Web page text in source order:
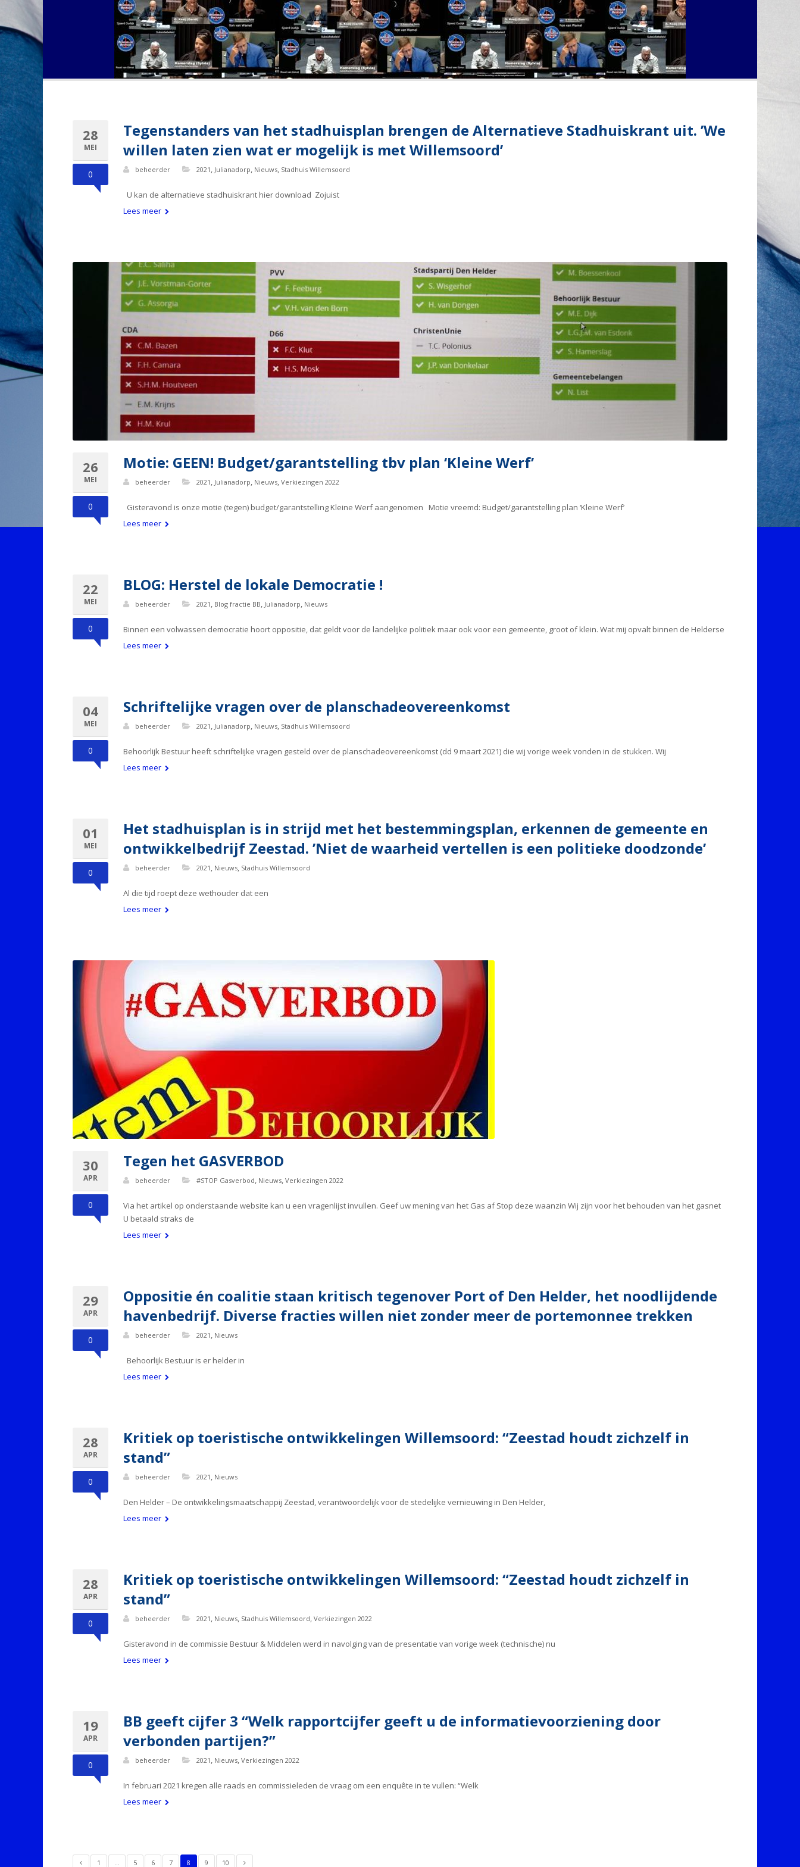
28
MEI
0
Tegenstanders van het stadhuisplan brengen de Alternatieve Stadhuiskrant uit. ’We
willen laten zien wat er mogelijk is met Willemsoord’
beheerder 2021 , Julianadorp, Nieuws, Stadhuis Willemsoord
U kan de alternatieve stadhuiskrant hier download Zojuist
Lees meer
26
MEI
0
Motie: GEEN! Budget/garantstelling tbv plan ‘Kleine Werf’
beheerder 2021 , Julianadorp, Nieuws, Verkiezingen 2022
Gisteravond is onze motie (tegen) budget/garantstelling Kleine Werf aangenomen Motie vreemd: Budget/garantstelling plan ‘Kleine Werf’
Lees meer
22
MEI
0
BLOG: Herstel de lokale Democratie !
beheerder 2021 , Blog fractie BB, Julianadorp, Nieuws
Binnen een volwassen democratie hoort oppositie, dat geldt voor de landelijke politiek maar ook voor een gemeente, groot of klein. Wat mij opvalt binnen de Helderse
Lees meer
04
MEI
0
Schriftelijke vragen over de planschadeovereenkomst
beheerder 2021 , Julianadorp, Nieuws, Stadhuis Willemsoord
Behoorlijk Bestuur heeft schriftelijke vragen gesteld over de planschadeovereenkomst (dd 9 maart 2021) die wij vorige week vonden in de stukken. Wij
Lees meer
01
MEI
0
Het stadhuisplan is in strijd met het bestemmingsplan, erkennen de gemeente en
ontwikkelbedrijf Zeestad. ’Niet de waarheid vertellen is een politieke doodzonde’
beheerder 2021 , Nieuws, Stadhuis Willemsoord
Al die tijd roept deze wethouder dat een
Lees meer
30
APR
0
Tegen het GASVERBOD
beheerder #STOP Gasverbod, Nieuws, Verkiezingen 2022
Via het artikel op onderstaande website kan u een vragenlijst invullen. Geef uw mening van het Gas af Stop deze waanzin Wij zijn voor het behouden van het gasnet
U betaald straks de
Lees meer
29
APR
0
Oppositie én coalitie staan kritisch tegenover Port of Den Helder, het noodlijdende
havenbedrijf. Diverse fracties willen niet zonder meer de portemonnee trekken
beheerder 2021 , Nieuws
Behoorlijk Bestuur is er helder in
Lees meer
28
APR
0
Kritiek op toeristische ontwikkelingen Willemsoord: “Zeestad houdt zichzelf in
stand”
beheerder 2021 , Nieuws
Den Helder – De ontwikkelingsmaatschappij Zeestad, verantwoordelijk voor de stedelijke vernieuwing in Den Helder,
Lees meer
28
APR
0
Kritiek op toeristische ontwikkelingen Willemsoord: “Zeestad houdt zichzelf in
stand”
beheerder 2021 , Nieuws, Stadhuis Willemsoord, Verkiezingen 2022
Gisteravond in de commissie Bestuur & Middelen werd in navolging van de presentatie van vorige week (technische) nu
Lees meer
19
APR
0
BB geeft cijfer 3 “Welk rapportcijfer geeft u de informatievoorziening door
verbonden partijen?”
beheerder 2021 , Nieuws, Verkiezingen 2022
In februari 2021 kregen alle raads en commissieleden de vraag om een enquête in te vullen: “Welk
Lees meer
1 … 5 6 7 8 9 10